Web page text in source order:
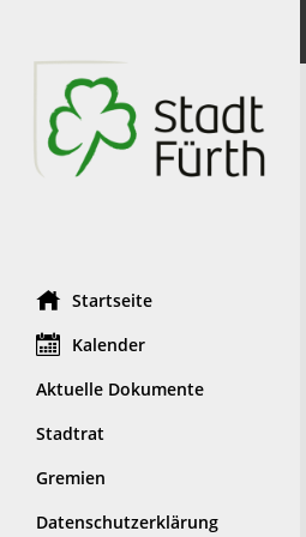
Startseite
Kalender
Aktuelle Dokumente
Stadtrat
Gremien
Datenschutzerklärung